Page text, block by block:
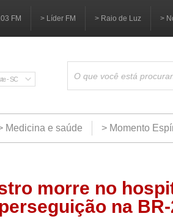
FM > Líder FM > Raio de Luz >
- SC
Medicina e saúde > Momento
morre no
na BR-